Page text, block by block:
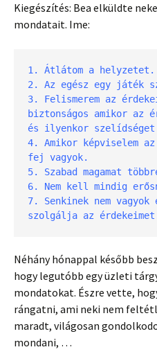
Kiegészítés: Bea elküldte
mondatait. Ime:
1. Átlátom a helyzetet.
2. Az egész egy játék
3. Felismerem az
biztonságos amikor az
és ilyenkor szelídséget
4. Amikor képviselem
fej vagyok.
5. Szabad magamat
6. Nem kell mindig
7. Senkinek nem
szolgálja az
Néhány hónappal később
hogy legutóbb egy üzleti
mondatokat. Észre vette,
rángatni, ami neki nem
maradt, világosan
mondani, …